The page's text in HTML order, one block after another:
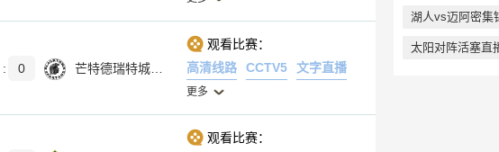
: 0
观看比赛：
高清线路
CCTV5 文字直播
更多
观看比赛：
湖人vs迈阿密集
太阳对阵活塞直